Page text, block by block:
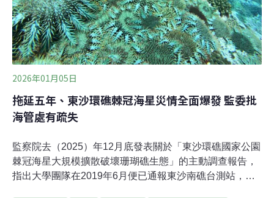
年、2025年組成志工團隊，前往東沙環礁國家公園執行棘
冠海星的移除。
2026年01月05日
拖延五年、東沙環礁棘冠海星災情全面爆發 監委批
海管處有疏失
監察院去（2025）年12月底發表關於「東沙環礁國家公園
棘冠海星大規模擴散破壞珊瑚礁生態」的主動調查報告，
指出大學團隊在2019年6月便已通報東沙南礁台測站，發